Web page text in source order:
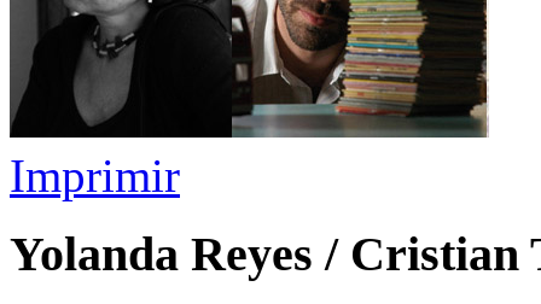
Imprimir
Yolanda Reyes / Cristian